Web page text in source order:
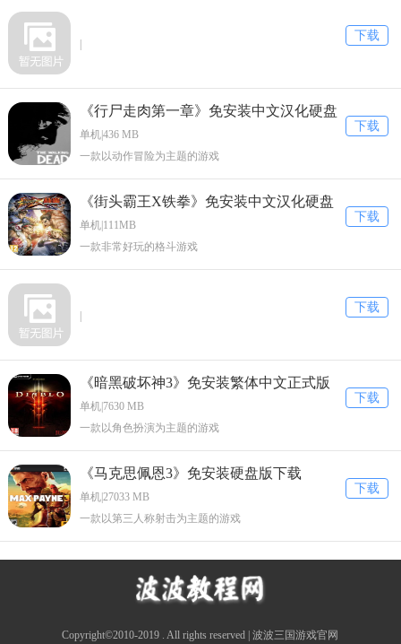
下载
下载
《行尸走肉第一章》免安装中文汉化硬盘
版下载
单机|436 MB
一款以动作冒险为主题的游戏
下载
《街头霸王X铁拳》免安装中文汉化硬盘
版下载
单机|111MB
一款非常好玩的格斗游戏
下载
下载
《暗黑破坏神3》免安装繁体中文正式版
下载
单机|7630 MB
一款以角色扮演为主题的游戏
下载
《马克思佩恩3》免安装硬盘版下载
单机|27033 MB
一款以第三人称射击为主题的游戏
Copyright©2010-2019 . All rights reserved | 波波三国游戏官网